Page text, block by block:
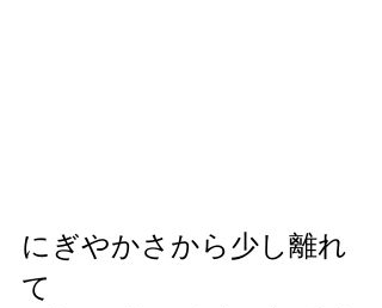
にぎやかさから少し離れ
て